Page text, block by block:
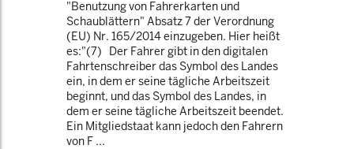
"Benutzung von Fahrerkarten und
Schaublättern" Absatz 7 der Verordnung
(EU) Nr. 165/2014 einzugeben. Hier heißt
es:"(7) Der Fahrer gibt in den digitalen
Fahrtenschreiber das Symbol des Landes
ein, in dem er seine tägliche Arbeitszeit
beginnt, und das Symbol des Landes, in
dem er seine tägliche Arbeitszeit beendet.
Ein Mitgliedstaat kann jedoch den Fahrern
von F ...